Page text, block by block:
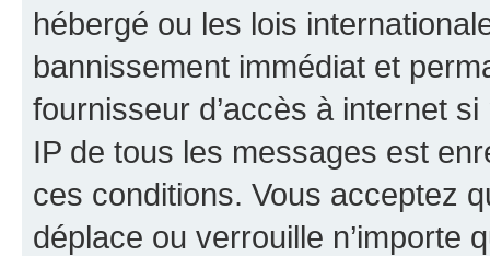
hébergé ou les lois
bannissement immédiat et
fournisseur d’accès à internet
IP de tous les messages est
ces conditions. Vous acceptez
déplace ou verrouille n’importe